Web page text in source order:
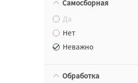
Самосборная
Да
Нет
Неважно
Обработка